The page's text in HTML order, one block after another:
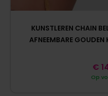
KUNSTLEREN CHAIN
AFNEEMBARE
Op
€